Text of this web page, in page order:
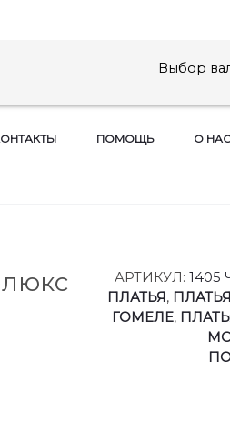
Выбор
ПОМОЩЬ О НАС
АРТИКУЛ:
ПЛАТЬЯ,
ГОМЕЛЕ,